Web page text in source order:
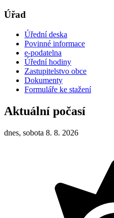
Úřad
Úřední deska
Povinné informace
e-podatelna
Úřední hodiny
Zastupitelstvo obce
Dokumenty
Formuláře ke stažení
Aktuální počasí
dnes, sobota 8. 8. 2026